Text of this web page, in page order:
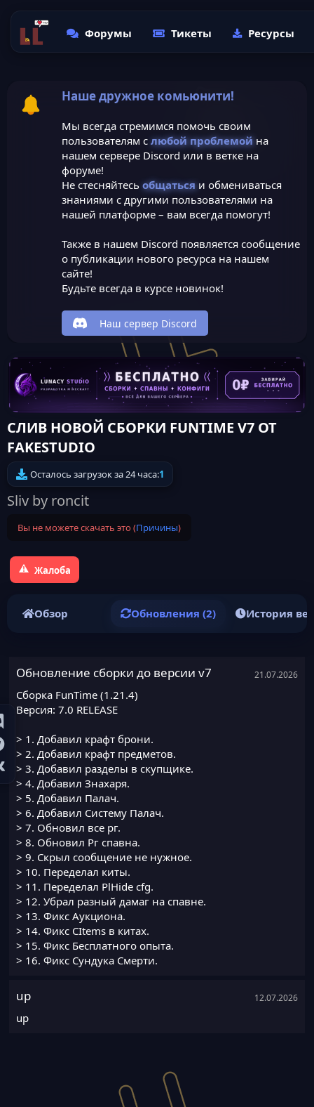
Форумы Тикеты Ресурсы
Наше дружное комьюнити!
Мы всегда стремимся помочь своим
пользователям с любой проблемойна
нашем сервере Discord или в ветке на
форуме!
Не стесняйтесь общатьсяи обмениваться
знаниями с другими пользователями на
нашей платформе – вам всегда помогут!
Также в нашем Discord появляется сообщение
о публикации нового ресурса на нашем
сайте!
Будьте всегда в курсе новинок!
Наш сервер Discord
СЛИВ НОВОЙ СБОРКИ FUNTIME V7 ОТ
FAKESTUDIO
Осталось загрузок за 24 часа:1
Sliv by roncit
Вы не можете скачать это (Причины)
Жалоба
Обзор Обновления (2) История
Обновление сборки до версии v7 21.07.2026
Сборка FunTime (1.21.4)
Версия: 7.0 RELEASE
> 1. Добавил крафт брони.
> 2. Добавил крафт предметов.
> 3. Добавил разделы в скупщике.
> 4. Добавил Знахаря.
> 5. Добавил Палач.
> 6. Добавил Систему Палач.
> 7. Обновил все рг.
> 8. Обновил Рг спавна.
> 9. Скрыл сообщение не нужное.
> 10. Переделал киты.
> 11. Переделал PlHide cfg.
> 12. Убрал разный дамаг на спавне.
> 13. Фикс Аукциона.
> 14. Фикс CItems в китах.
> 15. Фикс Бесплатного опыта.
> 16. Фикс Сундука Смерти.
up 12.07.2026
up